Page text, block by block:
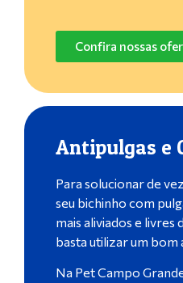
Confira nossas
Antipulgas e
Para solucionar de
seu bichinho com
mais aliviados e livres
basta utilizar um bom
Na Pet Campo